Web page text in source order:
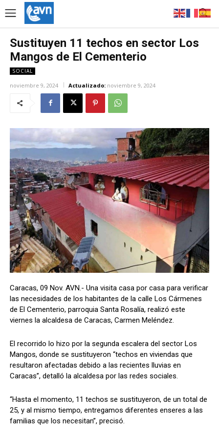
Sustituyen 11 techos en sector Los
Mangos de El Cementerio
SOCIAL
noviembre 9, 2024 Actualizado: noviembre 9, 2024
Caracas, 09 Nov. AVN.- Una visita casa por casa para verificar
las necesidades de los habitantes de la calle Los Cármenes
de El Cementerio, parroquia Santa Rosalía, realizó este
viernes la alcaldesa de Caracas, Carmen Meléndez.
El recorrido lo hizo por la segunda escalera del sector Los
Mangos, donde se sustituyeron “techos en viviendas que
resultaron afectadas debido a las recientes lluvias en
Caracas”, detalló la alcaldesa por las redes sociales.
“Hasta el momento, 11 techos se sustituyeron, de un total de
25, y al mismo tiempo, entregamos diferentes enseres a las
familias que los necesitan”, precisó.